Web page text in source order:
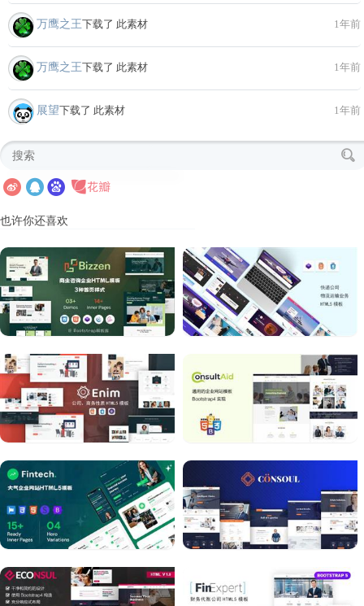
万鹰之王下载了 此素材 1年前
万鹰之王下载了 此素材 1年前
展望下载了 此素材 1年前
也许你还喜欢